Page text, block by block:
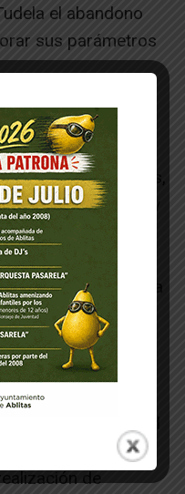
el abandono
sus parámetros
en la actividad
de seis meses,
38 hombres y
los centros de
Tudela. El
en aumentar la
con una
diarios,
a través de
visto que el
de